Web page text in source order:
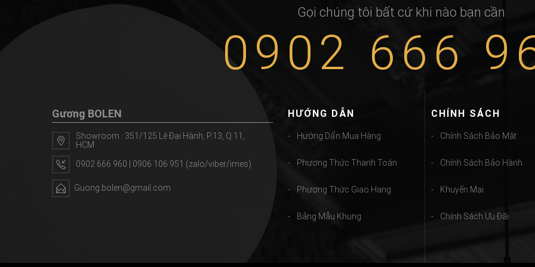
Gọi chúng tôi bất cứ khi nào bạn cần
0902 666
Gương BOLEN
Showroom : 351/125 Lê Đại Hành, P.13, Q.11,
HCM
0902 666 960 | 0906 106 951 (zalo/viber/imes)
Guong.bolen@gmail.com
HƯỚNG DẪN
Hướng Dẩn Mua Hàng
Phương Thức Thanh Toán
Phương Thức Giao Hang
Bảng Mẫu Khung
CHÍNH SÁCH
Chính Sách Bảo Mật
Chính Sách Bảo Hành
Khuyến Mại
Chính Sách Ưu Đãi